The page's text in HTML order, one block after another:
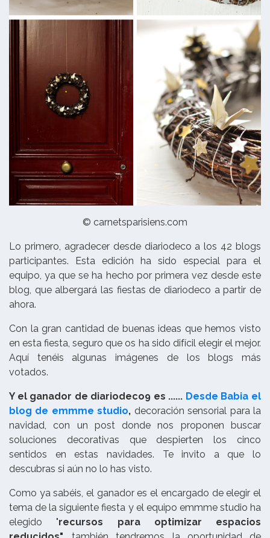
© carnetsparisiens.com
Lo primero, agradecer desde diariodeco a los 42 blogs
participantes. Esta edición ha sido especial para el
equipo, ya que se ha hecho por primera vez desde este
blog, que albergará las fiestas de diariodeco a partir de
ahora.
Con la gran cantidad de buenas ideas que hemos visto
en esta fiesta, seguro que os ha sido difícil elegir el mejor.
Aquí tenéis algunas imágenes de los blogs más
votados.
Y el ganador de diariodeco9 es ...... Desde Babia el
blog de emmme studio, decoración sensorial para la
navidad, con un post donde nos proponen buscar
soluciones decorativas que despierten los cinco
sentidos en estas navidades. Te invito a que lo
descubras si aún no lo has visto.
Como ya sabéis, el ganador es el encargado de elegir el
tema de la siguiente fiesta y el equipo emmme studio ha
elegido "recursos para optimizar espacios